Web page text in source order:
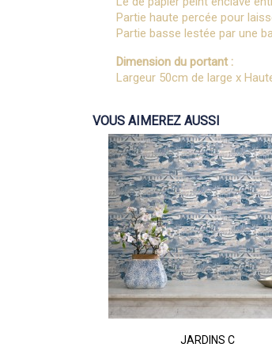
Partie haute percée pour
Partie basse lestée par une
Dimension du portant :
Largeur 50cm de large x
VOUS AIMEREZ AUSSI
JARDINS C